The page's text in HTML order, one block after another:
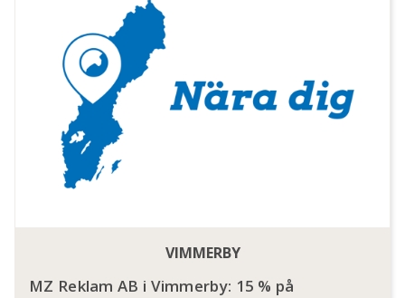
VIMMERBY
MZ Reklam AB i Vimmerby: 15 % på